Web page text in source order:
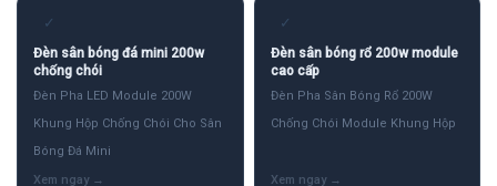
✓
Đèn sân bóng đá mini 200w
chống chói
Đèn Pha LED Module 200W
Khung Hộp Chống Chói Cho Sân
Bóng Đá Mini
✓
Đèn sân bóng rổ 200w module
cao cấp
Đèn Pha Sân Bóng Rổ 200W
Chống Chói Module Khung Hộp